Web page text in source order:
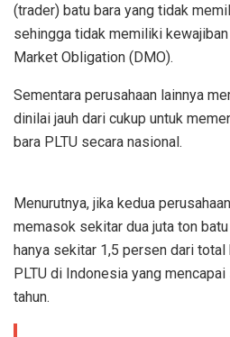
(trader) batu bara yang tidak
sehingga tidak memiliki
Market Obligation (DMO).
Sementara perusahaan lainnya
dinilai jauh dari cukup untuk
bara PLTU secara nasional.
Menurutnya, jika kedua
memasok sekitar dua juta ton
hanya sekitar 1,5 persen dari total
PLTU di Indonesia yang
tahun.